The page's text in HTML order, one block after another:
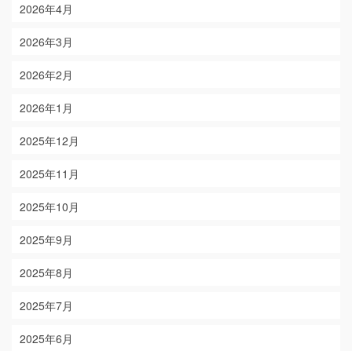
2026年4月
2026年3月
2026年2月
2026年1月
2025年12月
2025年11月
2025年10月
2025年9月
2025年8月
2025年7月
2025年6月